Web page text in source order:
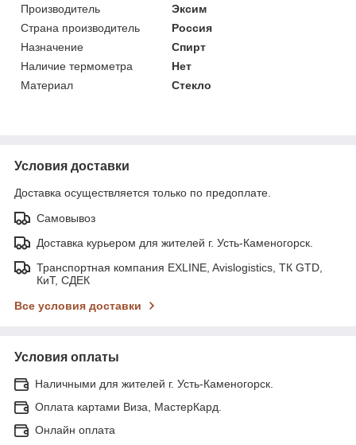
Производитель
Эксим
Страна производитель
Россия
Назначение
Спирт
Наличие термометра
Нет
Материал
Стекло
Условия доставки
Доставка осуществляется только по предоплате.
Самовывоз
Доставка курьером для жителей г. Усть-Каменогорск.
Транспортная компания EXLINE, Avislogistics, ТК GTD,
КиТ, СДЕК
Все условия доставки
Условия оплаты
Наличными для жителей г. Усть-Каменогорск.
Оплата картами Виза, МастерКард.
Онлайн оплата